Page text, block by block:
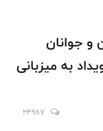
و جوانان
رویداد به میزبانی
24987